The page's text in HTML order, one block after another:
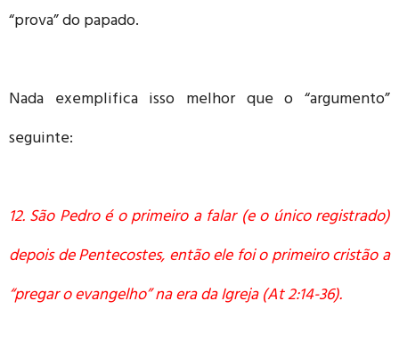
“prova” do papado.
Nada exemplifica isso melhor que o “argumento”
seguinte:
12. São Pedro é o primeiro a falar (e o único registrado)
depois de Pentecostes, então ele foi o primeiro cristão a
“pregar o evangelho” na era da Igreja (At 2:14-36).